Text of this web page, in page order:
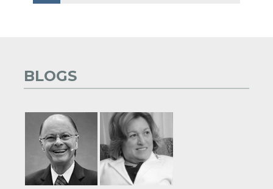
BLOGS